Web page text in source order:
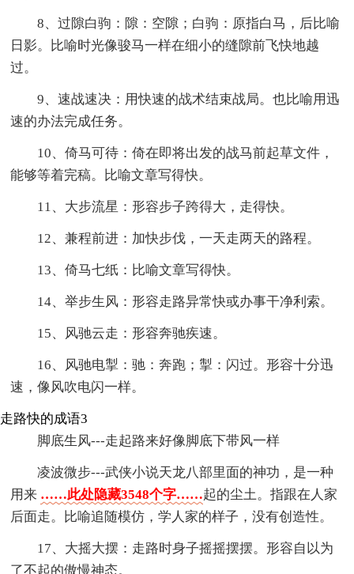
8、过隙白驹：隙：空隙；白驹：原指白马，后比喻
日影。比喻时光像骏马一样在细小的缝隙前飞快地越
过。
9、速战速决：用快速的战术结束战局。也比喻用迅
速的办法完成任务。
10、倚马可待：倚在即将出发的战马前起草文件，
能够等着完稿。比喻文章写得快。
11、大步流星：形容步子跨得大，走得快。
12、兼程前进：加快步伐，一天走两天的路程。
13、倚马七纸：比喻文章写得快。
14、举步生风：形容走路异常快或办事干净利索。
15、风驰云走：形容奔驰疾速。
16、风驰电掣：驰：奔跑；掣：闪过。形容十分迅
速，像风吹电闪一样。
走路快的成语3
脚底生风---走起路来好像脚底下带风一样
凌波微步---武侠小说天龙八部里面的神功，是一种
用来 ……此处隐藏3548个字……起的尘土。指跟在人家
后面走。比喻追随模仿，学人家的样子，没有创造性。
17、大摇大摆：走路时身子摇摇摆摆。形容自以为
了不起的傲慢神态。